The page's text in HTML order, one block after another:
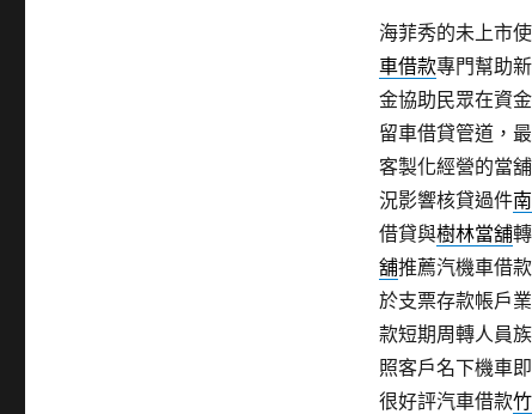
海菲秀的未上市
車借款專門幫助
金協助民眾在資
留車借貸管道，
客製化經營的當
況影響核貸過件
借貸與樹林當舖
舖推薦汽機車借
於支票存款帳戶
款短期周轉人員
照客戶名下機車
很好評汽車借款